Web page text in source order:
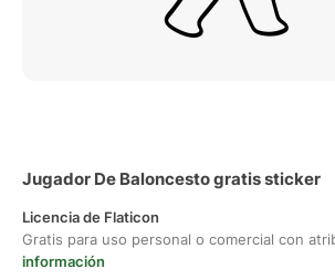
Jugador De Baloncesto gratis sticker
Licencia de Flaticon
Gratis para uso personal o comercial con
información